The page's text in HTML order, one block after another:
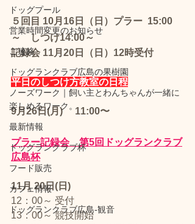
ドッグプール
営業時間変更のお知らせ
ご連絡
ドッグランクラブ広島の果樹園
ノーズワーク｜飼い主とわんちゃんが一緒に
楽しめるワーク。
最新情報
ドッグランクラブ杯
フード販売
カフェ情報
ドッグランクラブ広島‐観音
５回目 10月16日（日）プラー  15:00
～　しつけ14:00～
記録会 11月20日（日）12時受付
平日のしつけ方教室の日程
9月26日(月)　 11:00〜
プラー記録会　第5回ドッグランクラブ
広島杯
11月 20日(日)
12：00～ 受付
13：00～ 競技開始